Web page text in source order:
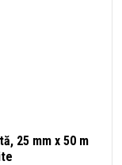
25 mm x 50 m